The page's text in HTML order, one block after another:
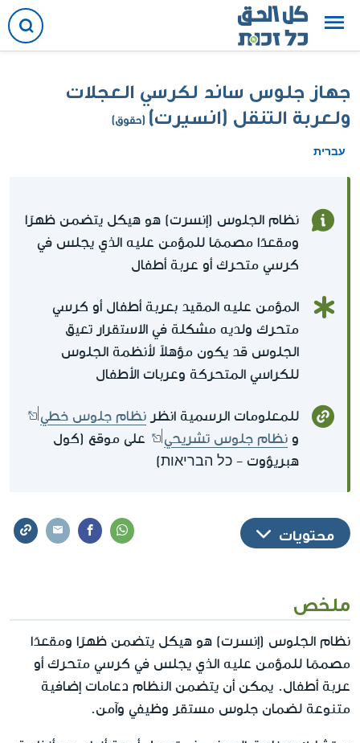
جهاز جلوس ساند لكرسي العجلات
ولعربة التنقل (انسيرت) (حقوق)
עברית
نظام الجلوس (إنسرت) هو هيكل يتضمن ظهرًا
ومقعدًا مصممًا للمؤمن عليه الذي يجلس في
كرسي متحرك أو عربة أطفال
المؤمن عليه المقيد بعربة أطفال أو كرسي
متحرك ولديه مشكلة في الاستقرار تعيق
الجلوس قد يكون مؤهلاً لأنظمة الجلوس
للكراسي المتحركة وعربات الأطفال
للمعلومات الرسمية انظر نظام جلوس خطي
و نظام جلوس تشريحي
على موقع (كول
هبريؤوت - כל הבריאות)
محتويات
ملخص
نظام الجلوس (إنسرت) هو هيكل يتضمن ظهرًا ومقعدًا
مصممًا للمؤمن عليه الذي يجلس في كرسي متحرك أو
عربة أطفال. يمكن أن يتضمن النظام دعامات إضافية
متنوعة لضمان جلوس مستقر وظيفي وآمن.